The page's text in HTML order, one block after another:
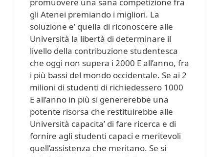
promuovere una sana competizione fra
gli Atenei premiando i migliori. La
soluzione e’ quella di riconoscere alle
Università la libertà di determinare il
livello della contribuzione studentesca
che oggi non supera i 2000 E all’anno, fra
i più bassi del mondo occidentale. Se ai 2
milioni di studenti di richiedessero 1000
E all’anno in più si genererebbe una
potente risorsa che restituirebbe alle
Università capacita’ di fare ricerca e di
fornire agli studenti capaci e meritevoli
quell’assistenza che meritano. Se si